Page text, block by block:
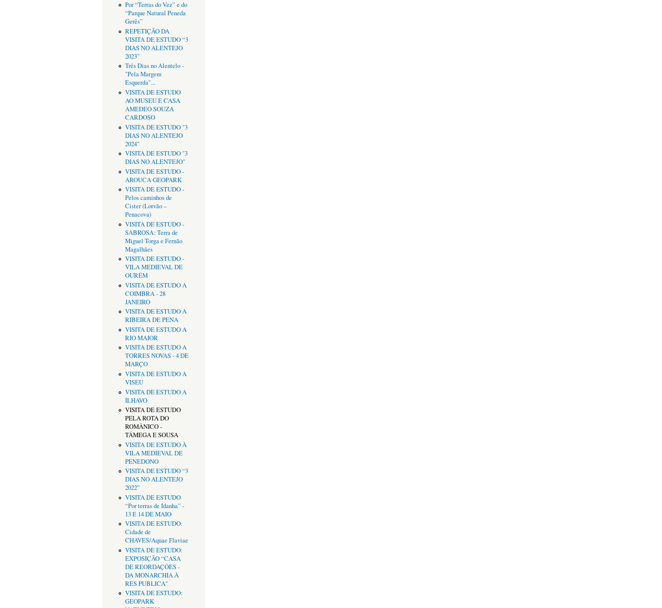
Por “Terras do Vez” e do
“Parque Natural Peneda
Gerês”
REPETIÇÃO DA
VISITA DE ESTUDO “3
DIAS NO ALENTEJO
2023”
Três Dias no Alentelo -
"Pela Margem
Esquerda"...
VISITA DE ESTUDO
AO MUSEU E CASA
AMEDEO SOUZA
CARDOSO
VISITA DE ESTUDO "3
DIAS NO ALENTEJO
2024"
VISITA DE ESTUDO "3
DIAS NO ALENTEJO"
VISITA DE ESTUDO -
AROUCA GEOPARK
VISITA DE ESTUDO -
Pelos caminhos de
Cister (Lorvão –
Penacova)
VISITA DE ESTUDO -
SABROSA: Terra de
Miguel Torga e Fernão
Magalhães
VISITA DE ESTUDO -
VILA MEDIEVAL DE
OURÉM
VISITA DE ESTUDO A
COIMBRA - 28
JANEIRO
VISITA DE ESTUDO A
RIBEIRA DE PENA
VISITA DE ESTUDO A
RIO MAIOR
VISITA DE ESTUDO A
TORRES NOVAS - 4 DE
MARÇO
VISITA DE ESTUDO A
VISEU
VISITA DE ESTUDO A
ÍLHAVO
VISITA DE ESTUDO
PELA ROTA DO
ROMÂNICO -
TÂMEGA E SOUSA
VISITA DE ESTUDO À
VILA MEDIEVAL DE
PENEDONO
VISITA DE ESTUDO “3
DIAS NO ALENTEJO
2022”
VISITA DE ESTUDO
“Por terras de Idanha” -
13 E 14 DE MAIO
VISITA DE ESTUDO:
Cidade de
CHAVES/Aquae Flaviae
VISITA DE ESTUDO:
EXPOSIÇÃO “CASA
DE REORDAÇÔES -
DA MONARCHIA À
RES PUBLICA"
VISITA DE ESTUDO:
GEOPARK